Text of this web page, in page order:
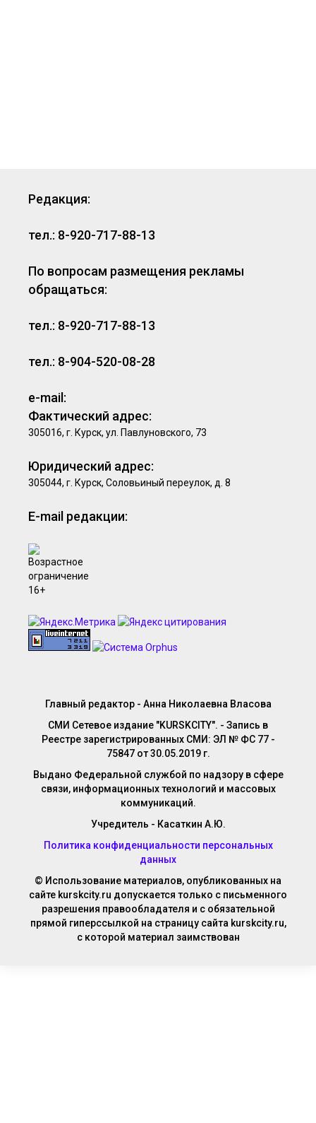
Редакция:
тел.: 8-920-717-88-13
По вопросам размещения рекламы
обращаться:
тел.: 8-920-717-88-13
тел.: 8-904-520-08-28
e-mail:
Фактический адрес:
305016, г. Курск, ул. Павлуновского, 73
Юридический адрес:
305044, г. Курск, Соловьиный переулок, д. 8
E-mail редакции:
Главный редактор - Анна Николаевна Власова
СМИ Сетевое издание "KURSKCITY". - Запись в
Реестре зарегистрированных СМИ: ЭЛ № ФС 77 -
75847 от 30.05.2019 г.
Выдано Федеральной службой по надзору в сфере
связи, информационных технологий и массовых
коммуникаций.
Учредитель - Касаткин А.Ю.
Политика конфиденциальности персональных
данных
© Использование материалов, опубликованных на
сайте kurskcity.ru допускается только с письменного
разрешения правообладателя и с обязательной
прямой гиперссылкой на страницу сайта kurskcity.ru,
с которой материал заимствован